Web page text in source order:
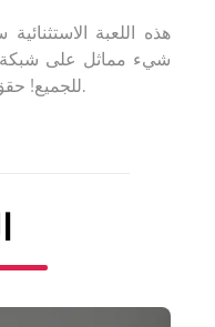
هذه اللعبة
شيء مماثل على شبكة
للجميع! حقق رغباتك بفضل هذا التطبيق الرائع.